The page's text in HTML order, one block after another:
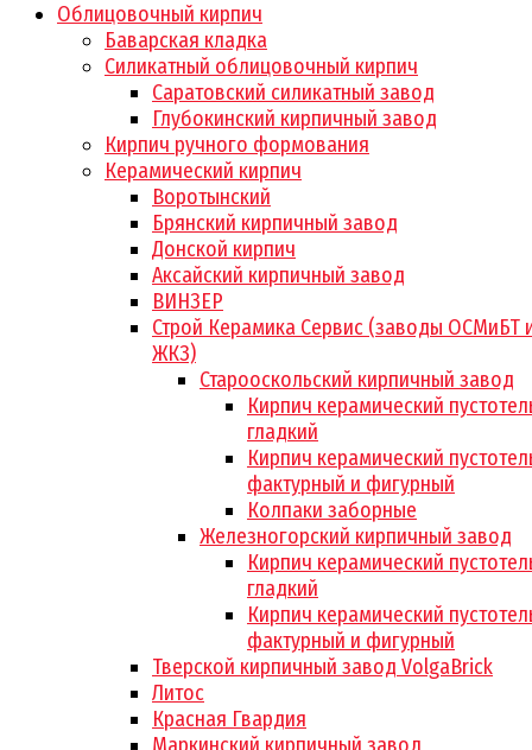
Облицовочный кирпич
Баварская кладка
Силикатный облицовочный кирпич
Саратовский силикатный завод
Глубокинский кирпичный завод
Кирпич ручного формования
Керамический кирпич
Воротынский
Брянский кирпичный завод
Донской кирпич
Аксайский кирпичный завод
ВИНЗЕР
Строй Керамика Сервис (заводы ОСМиБТ
ЖКЗ)
Старооскольский кирпичный завод
Кирпич керамический
гладкий
Кирпич керамический
фактурный и фигурный
Колпаки заборные
Железногорский кирпичный завод
Кирпич керамический
гладкий
Кирпич керамический
фактурный и фигурный
Тверской кирпичный завод VolgaBrick
Литос
Красная Гвардия